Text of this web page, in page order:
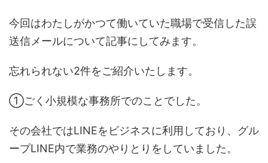
今回はわたしがかつて働いていた職場で受信した誤
送信メールについて記事にしてみます。
忘れられない2件をご紹介いたします。
①ごく小規模な事務所でのことでした。
その会社ではLINEをビジネスに利用しており、グル
ープLINE内で業務のやりとりをしていました。